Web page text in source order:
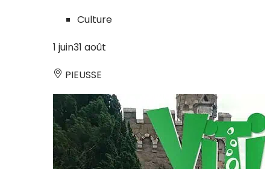
Culture
1 juin31 août
PIEUSSE